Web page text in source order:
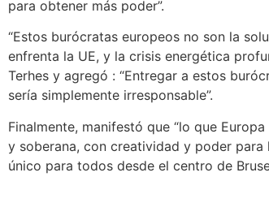
para obtener más poder”.
“Estos burócratas europeos no son la
enfrenta la UE, y la crisis energética
Terhes y agregó : “Entregar a estos
sería simplemente irresponsable”.
Finalmente, manifestó que “lo que
y soberana, con creatividad y poder para
único para todos desde el centro de